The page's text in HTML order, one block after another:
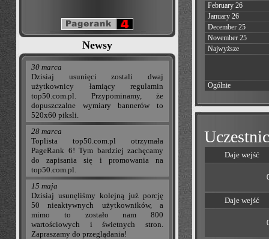
Newsy
30 marca
Dzisiaj usunięci zostali dwaj
użytkownicy łamiący regulamin
top50.com.pl. Przypominamy, że
dopuszczalne wymiary bannerów to
520x60 piksli.
28 marca
Toplista top50.com.pl otrzymała
PageRank 6! Tym bardziej zachęcamy
do zapisania się i promowania na
top50.com.pl.
15 maja
Dzisiaj usunęliśmy kolejną już porcję
50 nieaktywnych użytkowników, a
mimo to zostało nam 800
wartościowych i świetnych stron.
Zapraszamy do przeglądania!
February 26
January 26
December 25
November 25
Najwyższe
Ogólnie
Daje wejść
Daje wejść